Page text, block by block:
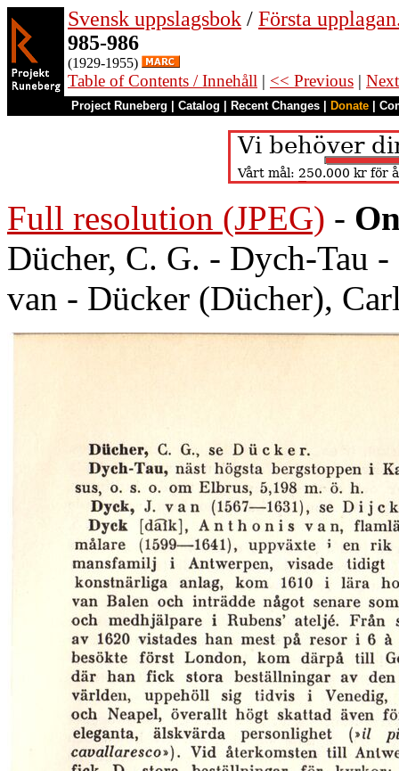
Svensk uppslagsbok / Första
985-986
(1929-1955)
Table of Contents / Innehåll | << Previous |
Project Runeberg Catalog Recent Changes Donate
Full resolution (JPEG) -
Dücher, C. G. - Dych-Tau
van - Dücker (Dücher),